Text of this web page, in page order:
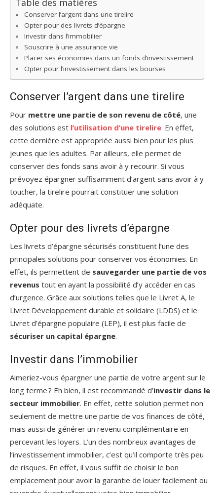
Table des matières
Conserver l’argent dans une tirelire
Opter pour des livrets d’épargne
Investir dans l’immobilier
Souscrire à une assurance vie
Placer ses économies dans un fonds d’investissement
Opter pour l’investissement dans les bourses
Conserver l’argent dans une tirelire
Pour mettre une partie de son revenu de côté, une
des solutions est l’utilisation d’une tirelire. En effet,
cette dernière est appropriée aussi bien pour les plus
jeunes que les adultes. Par ailleurs, elle permet de
conserver des fonds sans avoir à y recourir. Si vous
prévoyez épargner suffisamment d’argent sans avoir à y
toucher, la tirelire pourrait constituer une solution
adéquate.
Opter pour des livrets d’épargne
Les livrets d’épargne sécurisés constituent l’une des
principales solutions pour conserver vos économies. En
effet, ils permettent de sauvegarder une partie de vos
revenus tout en ayant la possibilité d’y accéder en cas
d’urgence. Grâce aux solutions telles que le Livret A, le
Livret Développement durable et solidaire (LDDS) et le
Livret d’épargne populaire (LEP), il est plus facile de
sécuriser un capital épargne.
Investir dans l’immobilier
Aimeriez-vous épargner une partie de votre argent sur le
long terme ? Eh bien, il est recommandé d’investir dans le
secteur immobilier. En effet, cette solution permet non
seulement de mettre une partie de vos finances de côté,
mais aussi de générer un revenu complémentaire en
percevant les loyers. L’un des nombreux avantages de
l’investissement immobilier, c’est qu’il comporte très peu
de risques. En effet, il vous suffit de choisir le bon
emplacement pour avoir la garantie de louer facilement ou